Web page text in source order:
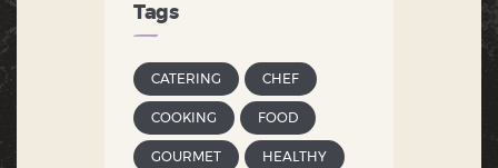
Tags
CATERING CHEF
COOKING FOOD
GOURMET HEALTHY